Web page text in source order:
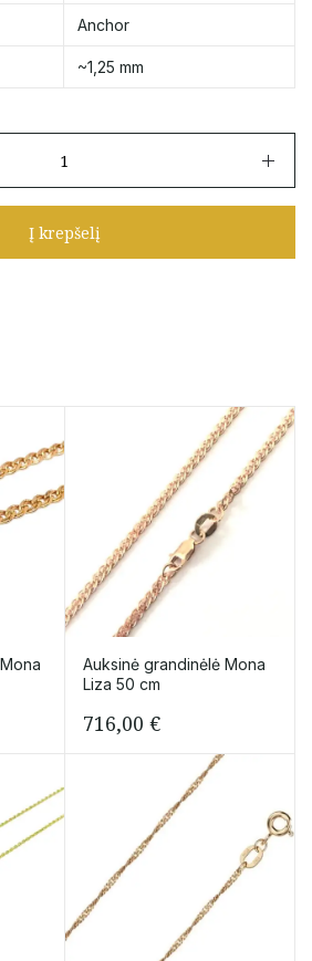
Anchor
~1,25 mm
Į krepšelį
Auksinė grandinėlė Mona
Liza 50 cm
716,00 €